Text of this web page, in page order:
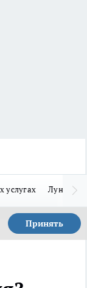
услугах Лунно-
Принять